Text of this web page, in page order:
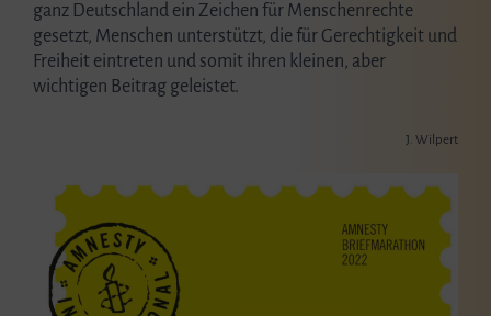
ganz Deutschland ein Zeichen für Menschenrechte
gesetzt, Menschen unterstützt, die für Gerechtigkeit und
Freiheit eintreten und somit ihren kleinen, aber
wichtigen Beitrag geleistet.
J. Wilpert